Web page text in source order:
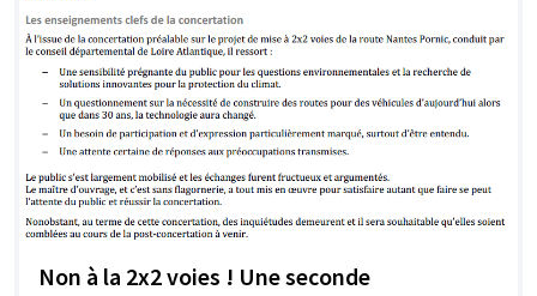
Non à la 2x2 voies ! Une seconde